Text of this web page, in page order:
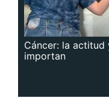
Cáncer: la
importan